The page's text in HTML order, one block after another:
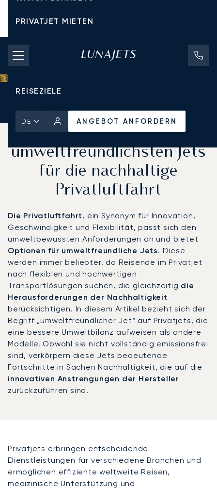
PRIVATJET MIETEN
CHARTERPREISE
PRIVATJETS
REISEZIELE
DE ANGEBOT ANFORDERN
Top 3 der
umweltfreundlichsten Jets
für die nachhaltige
Privatluftfahrt
Die Privatluftfahrt, ein Synonym für Innovation,
Geschwindigkeit und Flexibilität, passt sich den
umweltbewussten Anforderungen an und bietet
Optionen für umweltfreundliche Jets. Diese
werden immer beliebter, da Reisende im Privatjet
nach flexiblen und hochwertigen
Transportlösungen suchen, die gleichzeitig die
Herausforderungen der Nachhaltigkeit
berücksichtigen. In diesem Artikel bezieht sich der
Begriff „umweltfreundlicher Jet“ auf Privatjets, die
eine bessere Umweltbilanz aufweisen als andere
Modelle. Obwohl sie nicht vollständig emissionsfrei
sind, verkörpern diese Jets bedeutende
Fortschritte in Sachen Nachhaltigkeit, die auf die
innovativen Anstrengungen der Hersteller
zurückzuführen sind.
Privatjets erbringen entscheidende
Dienstleistungen für verschiedene Branchen und
ermöglichen effiziente weltweite Reisen,
medizinische Unterstützung und